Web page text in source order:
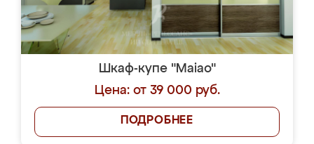
Шкаф-купе "Maiao"
Цена: от 39 000 руб.
ПОДРОБНЕЕ